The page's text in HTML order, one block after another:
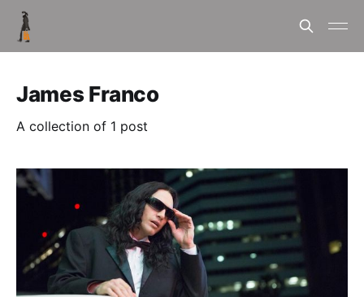
James Franco
A collection of 1 post